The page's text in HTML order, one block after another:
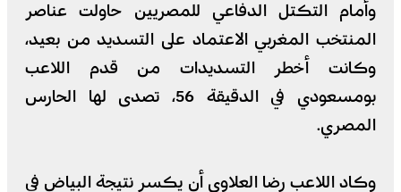
وأمام التكتل الدفاعي للمصريين حاولت عناصر
المنتخب المغربي الاعتماد على التسديد من بعيد،
وكانت أخطر التسديدات من قدم اللاعب
بومسعودي في الدقيقة 56، تصدى لها الحارس
المصري.
وكاد اللاعب رضا العلاوي أن يكسر نتيجة البياض في